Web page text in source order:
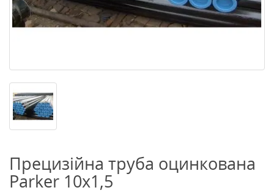
Прецизійна труба оцинкована
Parker 10x1,5